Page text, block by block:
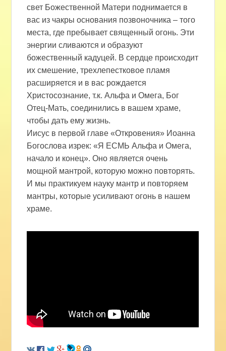
свет Божественной Матери поднимается в
вас из чакры основания позвоночника – того
места, где пребывает священный огонь. Эти
энергии сливаются и образуют
божественный кадуцей. В сердце происходит
их смешение, трехлепестковое пламя
расширяется и в вас рождается
Христосознание, т.к. Альфа и Омега, Бог
Отец-Мать, соединились в вашем храме,
чтобы дать ему жизнь.
Иисус в первой главе «Откровения» Иоанна
Богослова изрек: «Я ЕСМЬ Альфа и Омега,
начало и конец». Оно является очень
мощной мантрой, которую можно повторять.
И мы практикуем науку мантр и повторяем
мантры, которые усиливают огонь в нашем
храме.